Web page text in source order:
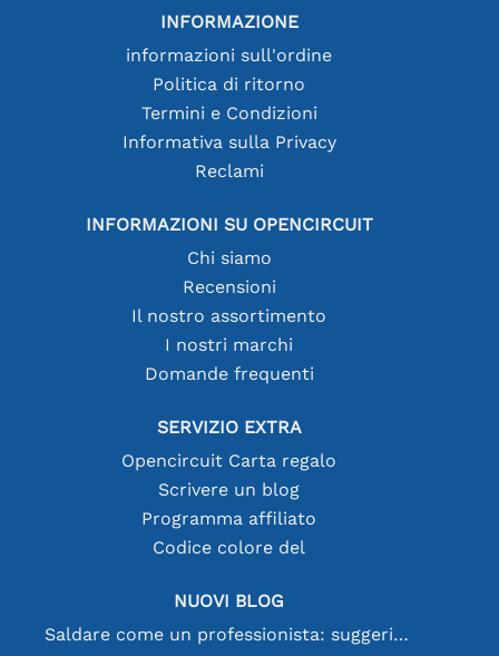
INFORMAZIONE
informazioni sull'ordine
Politica di ritorno
Termini e Condizioni
Informativa sulla Privacy
Reclami
INFORMAZIONI SU OPENCIRCUIT
Chi siamo
Recensioni
Il nostro assortimento
I nostri marchi
Domande frequenti
SERVIZIO EXTRA
Opencircuit Carta regalo
Scrivere un blog
Programma affiliato
Codice colore del
NUOVI BLOG
Saldare come un professionista: suggerimenti per connessioni elettroniche perfette